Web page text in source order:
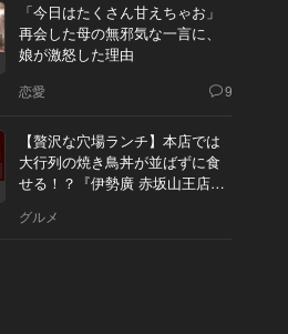
イニング
「今日はたくさん甘えちゃお」
再会した母の無邪気な一言に、
娘が激怒した理由
恋愛 9
【贅沢な穴場ランチ】本店では
大行列の焼き鳥丼が並ばずに食
せる！？『伊勢廣 赤坂山王店』
グルメ